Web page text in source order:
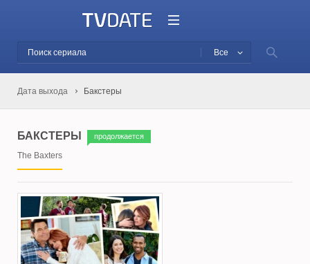
Все
Дата выхода Бакстеры
БАКСТЕРЫ продолжается
The Baxters